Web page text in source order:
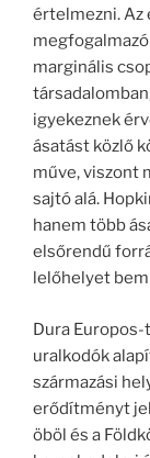
értelmezni. Az
marginális
igyekeznek
ásatást közlő
műve, viszont
sajtó alá.
hanem több
elsőrendű
lelőhelyet
Dura Europos-
uralkodók
származási
erődítményt
öböl és a